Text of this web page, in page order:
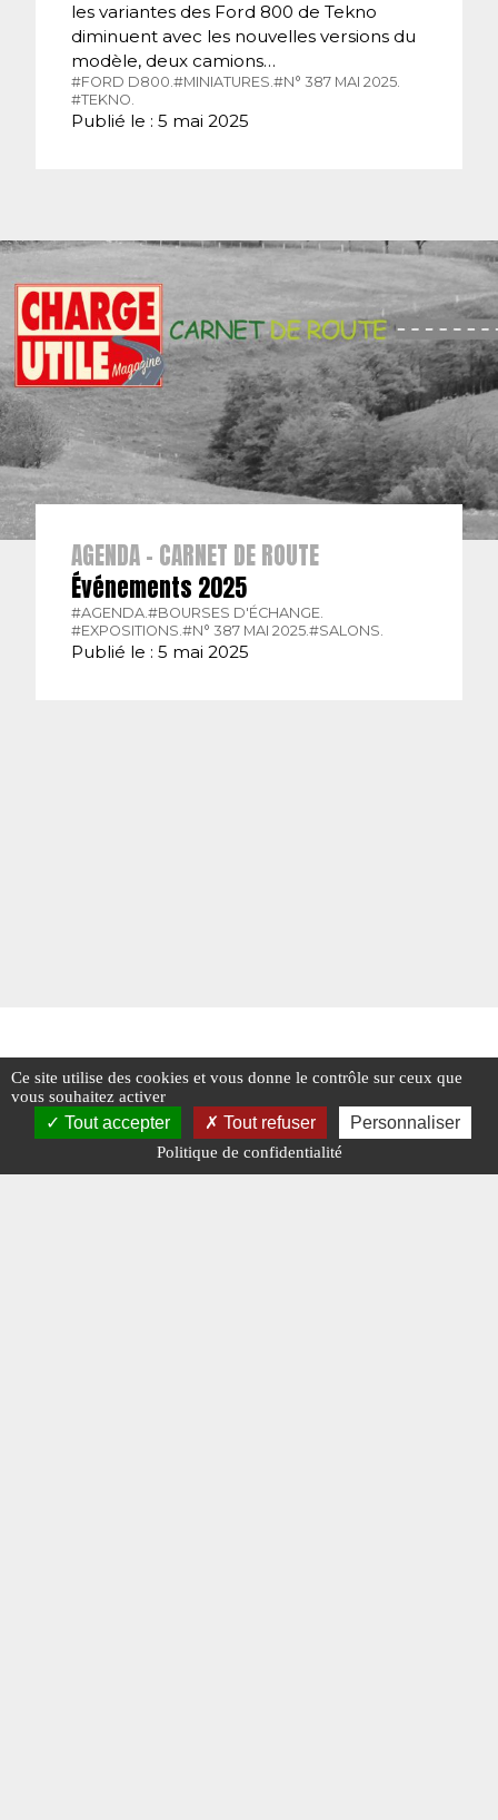
les variantes des Ford 800 de Tekno
diminuent avec les nouvelles versions du
modèle, deux camions…
#FORD D800.#MINIATURES.#N° 387 MAI 2025.
#TEKNO.
Publié le : 5 mai 2025
AGENDA - CARNET DE ROUTE
Événements 2025
#AGENDA. #BOURSES D'ÉCHANGE.
#EXPOSITIONS. #N° 387 MAI 2025. #SALONS.
Publié le : 5 mai 2025
Ce site utilise des cookies et vous donne le contrôle sur ceux que
vous souhaitez activer
Tout accepter Tout refuser Personnaliser
Politique de confidentialité